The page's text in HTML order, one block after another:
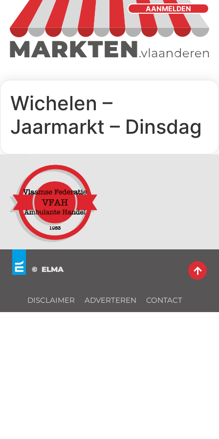
AANMELDEN
Wichelen –
Jaarmarkt – Dinsdag
© ELMA
DISCLAIMER ADVERTEREN CONTACT